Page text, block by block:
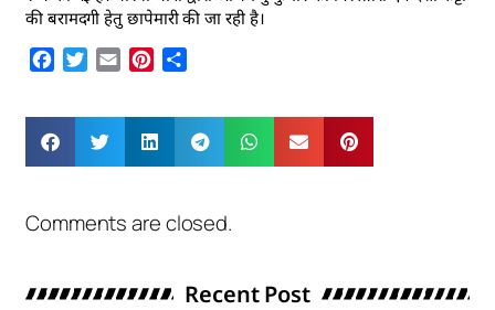
की बरामदगी हेतु छापेमारी की जा रही है।
Facebook
Twitter
Email Pinterest
Comments are closed.
Recent Post